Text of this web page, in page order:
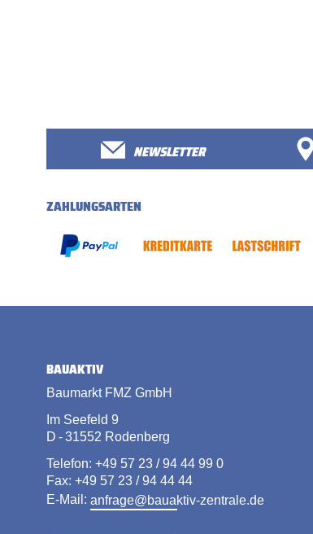
NEWSLETTER
ZAHLUNGSARTEN
BAUAKTIV
Baumarkt FMZ GmbH
Im Seefeld 9
D - 31552 Rodenberg
Telefon: +49 57 23 / 94 44 99 0
Fax: +49 57 23 / 94 44 44
E-Mail: anfrage@bauaktiv-zentrale.de